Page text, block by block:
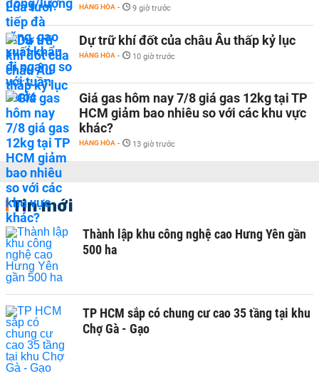
HÀNG HÓA - 9 giờ trước
Dự trữ khí đốt của châu Âu thấp kỷ lục
HÀNG HÓA - 10 giờ trước
Giá gas hôm nay 7/8 giá gas 12kg tại TP
HCM giảm bao nhiêu so với các khu vực
khác?
HÀNG HÓA - 13 giờ trước
Tin mới
Thành lập khu công nghệ cao Hưng Yên gần
500 ha
TP HCM sắp có chung cư cao 35 tầng tại khu
Chợ Gà - Gạo